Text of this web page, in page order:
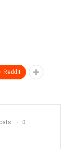
ReddIt
0